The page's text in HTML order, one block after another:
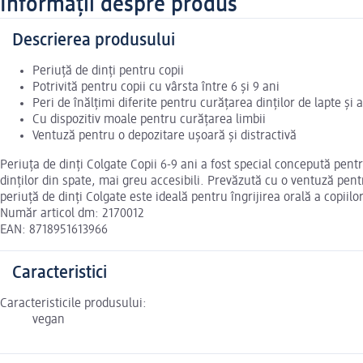
Informații despre produs
Descrierea produsului
Periuță de dinți pentru copii
Potrivită pentru copii cu vârsta între 6 și 9 ani
Peri de înălțimi diferite pentru curățarea dinților de lapte și
Cu dispozitiv moale pentru curățarea limbii
Ventuză pentru o depozitare ușoară și distractivă
Periuța de dinți Colgate Copii 6-9 ani a fost special concepută
dinților din spate, mai greu accesibili. Prevăzută cu o ventuză
periuță de dinți Colgate este ideală pentru îngrijirea orală a
Număr articol dm: 2170012
EAN: 8718951613966
Caracteristici
Caracteristicile produsului:
vegan